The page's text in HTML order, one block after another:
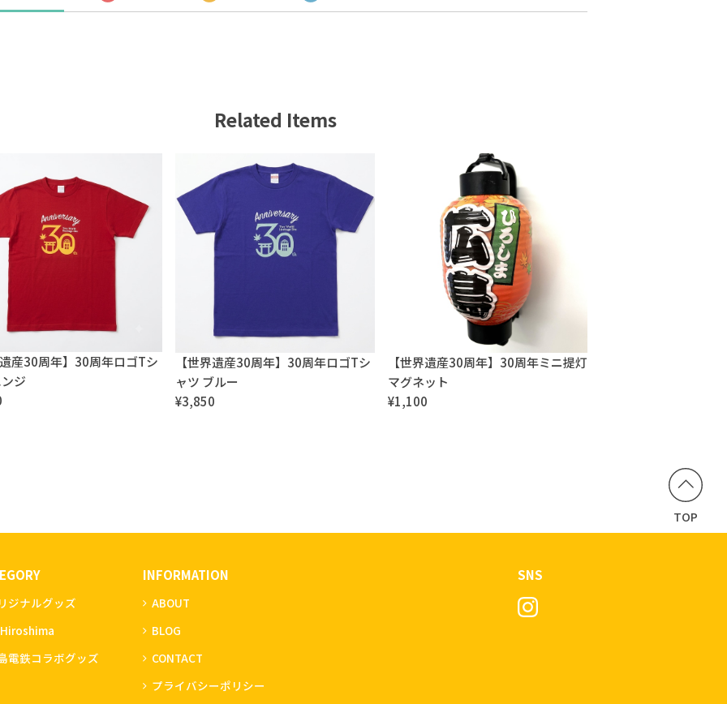
Related Items
産30周年】30周年ロゴTシ
ジ
【世界遺産30周年】30周年ロゴTシ
ャツ ブルー
¥3,850
【世界遺産30周年】30周年ミニ提灯
マグネット
¥1,100
TOP
ジナルグッズ
電鉄コラボグッズ
INFORMATION
ABOUT
BLOG
CONTACT
プライバシーポリシー
SNS